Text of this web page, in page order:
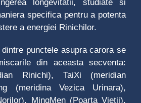
longevitatii, studiate si
specifica pentru a potenta
a energiei Rinichilor.
punctele asupra carora se
din aceasta secventa:
Rinichi), TaiXi (meridian
(meridina Vezica Urinara),
MingMen (Poarta Vietii),